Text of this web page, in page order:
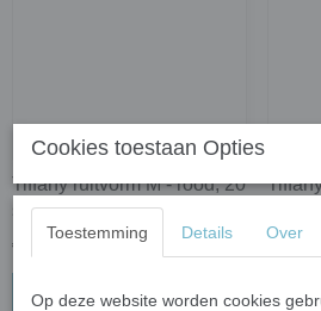
Tiffany ruitvorm M - rood; 20
stuks
€ 2,17
In winkelwagen In
Cookies toestaan Opties
Toestemming Details Over
Op deze website worden cookies